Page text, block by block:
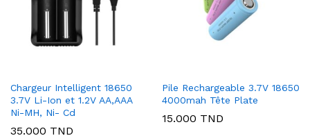
Chargeur Intelligent 18650
3.7V Li-Ion et 1.2V AA,AAA
Ni-MH, Ni- Cd
35.000 TND
Pile Rechargeable 3.7V 18650
4000mah Tête Plate
15.000 TND